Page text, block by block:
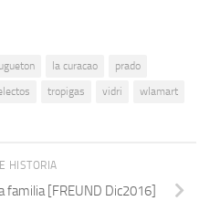
la curacao
prado
tropigas vidri wlamart
HISTORIA
familia [FREUND Dic2016]